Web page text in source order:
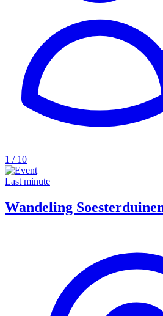
1 / 10
Last minute
Wandeling